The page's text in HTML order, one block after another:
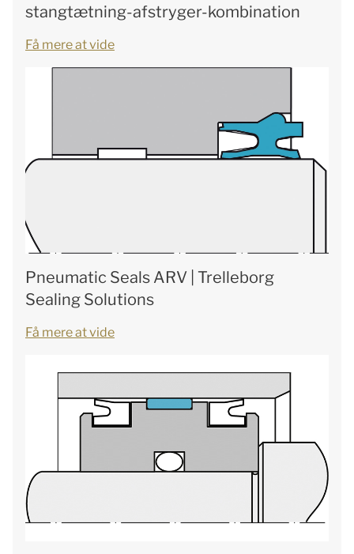
stangtætning-afstryger-kombination
Få mere at vide
Pneumatic Seals ARV | Trelleborg
Sealing Solutions
Få mere at vide